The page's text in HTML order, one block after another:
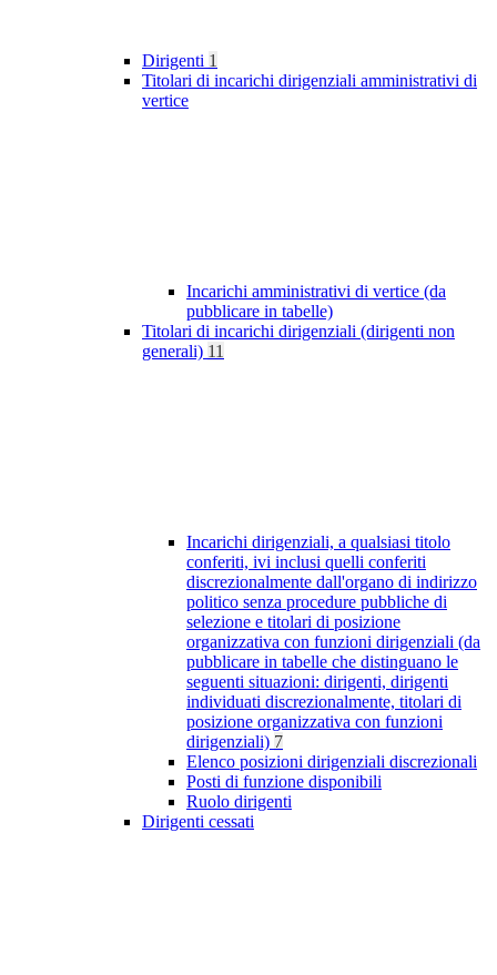
Dirigenti 1
Titolari di incarichi dirigenziali amministrativi di
vertice
Incarichi amministrativi di vertice (da
pubblicare in tabelle)
Titolari di incarichi dirigenziali (dirigenti non
generali) 11
Incarichi dirigenziali, a qualsiasi titolo
conferiti, ivi inclusi quelli conferiti
discrezionalmente dall'organo di indirizzo
politico senza procedure pubbliche di
selezione e titolari di posizione
organizzativa con funzioni dirigenziali (da
pubblicare in tabelle che distinguano le
seguenti situazioni: dirigenti, dirigenti
individuati discrezionalmente, titolari di
posizione organizzativa con funzioni
dirigenziali) 7
Elenco posizioni dirigenziali discrezionali
Posti di funzione disponibili
Ruolo dirigenti
Dirigenti cessati